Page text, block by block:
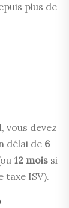
plus de
vous devez
délai de 6
12 mois si
taxe ISV).